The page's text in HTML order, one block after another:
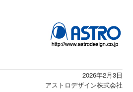
2026年2月3日
アストロデザイン株式会社